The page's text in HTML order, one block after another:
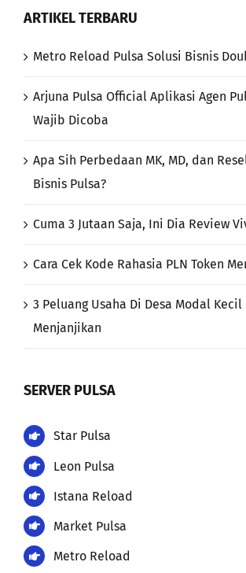
ARTIKEL TERBARU
Metro Reload Pulsa Solusi Bisnis
Arjuna Pulsa Official Aplikasi Agen
Wajib Dicoba
Apa Sih Perbedaan MK, MD, dan
Bisnis Pulsa?
Cuma 3 Jutaan Saja, Ini Dia Review
Cara Cek Kode Rahasia PLN Token
3 Peluang Usaha Di Desa Modal
Menjanjikan
SERVER PULSA
Star Pulsa
Leon Pulsa
Istana Reload
Market Pulsa
Metro Reload